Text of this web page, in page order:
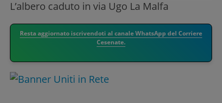
L’albero caduto in via Ugo La Malfa
Resta aggiornato iscrivendoti al canale WhatsApp del Corriere
Cesenate.